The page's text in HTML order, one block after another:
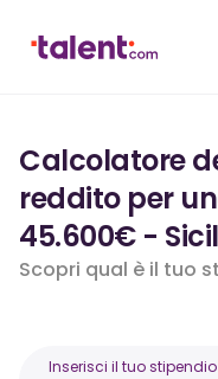
Calcolatore
reddito per
45.600€ -
Scopri qual è il tuo
Inserisci il tuo